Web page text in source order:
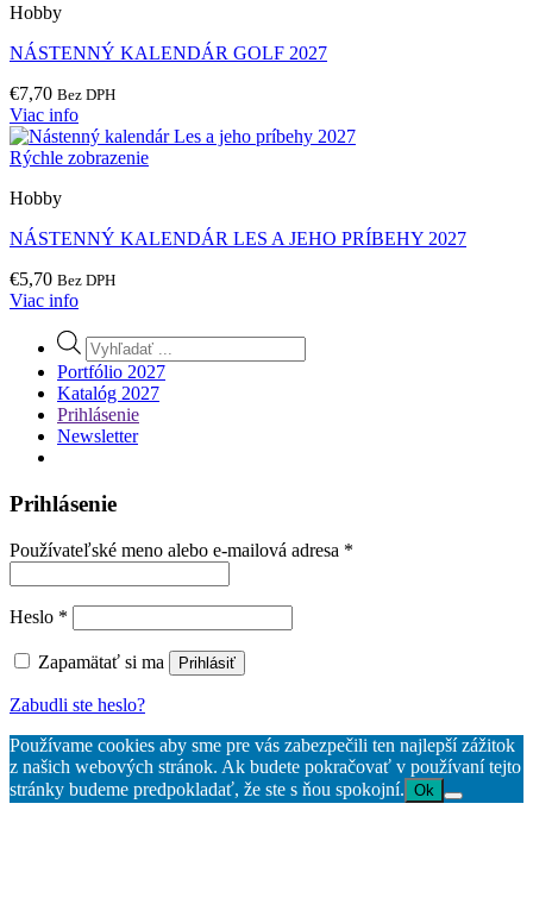
Hobby
NÁSTENNÝ KALENDÁR GOLF 2027
€7,70 Bez DPH
Viac info
Rýchle zobrazenie
Hobby
NÁSTENNÝ KALENDÁR LES A JEHO PRÍBEHY 2027
€5,70 Bez DPH
Viac info
Products
search
Portfólio 2027
Katalóg 2027
Prihlásenie
Newsletter
Prihlásenie
Používateľské meno alebo e-mailová adresa *
Heslo *
Zapamätať si ma Prihlásiť
Zabudli ste heslo?
Používame cookies aby sme pre vás zabezpečili ten najlepší zážitok
z našich webových stránok. Ak budete pokračovať v používaní tejto
stránky budeme predpokladať, že ste s ňou spokojní. Ok